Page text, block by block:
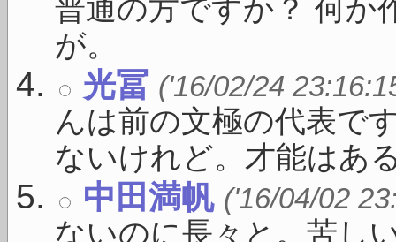
普通の方ですか？ 何か
が。
光冨 ('16/02/24
んは前の文極の代表で
ないけれど。才能はあ
中田満帆 ('16/04/02
ないのに長々と。苦し